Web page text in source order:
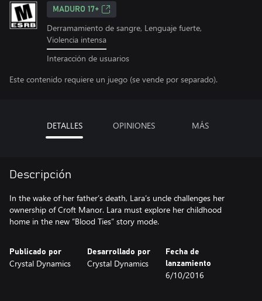
MADURO 17+
Derramamiento de sangre, Lenguaje fuerte,
Violencia intensa
Interacción de usuarios
Este contenido requiere un juego (se vende por separado).
DETALLES OPINIONES MÁS
Descripción
In the wake of her father’s death, Lara’s uncle challenges her
ownership of Croft Manor. Lara must explore her childhood
home in the new “Blood Ties” story mode.
Publicado por
Crystal Dynamics
Desarrollado por
Crystal Dynamics
Fecha de
lanzamiento
6/10/2016